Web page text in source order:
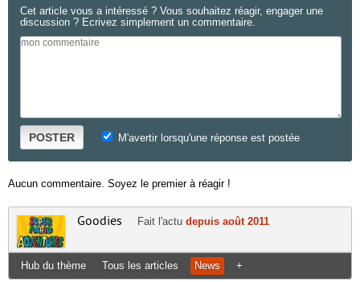
Cet article vous a intéressé ? Vous souhaitez réagir, engager une
discussion ? Ecrivez simplement un commentaire.
POSTER M'avertir lorsqu'une réponse est postée
Aucun commentaire. Soyez le premier à réagir !
Goodies Fait l'actu depuis août 2011
Hub du thème Tous les articles News +